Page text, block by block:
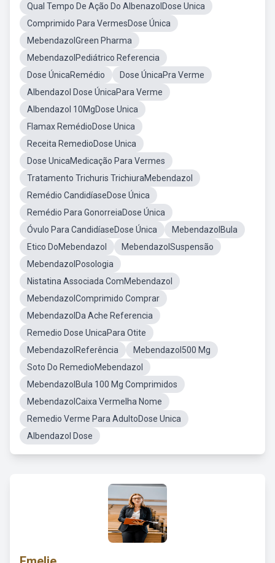
Qual Tempo De Ação Do AlbenazolDose Unica
Comprimido Para VermesDose Única
MebendazolGreen Pharma
MebendazolPediátrico Referencia
Dose ÚnicaRemédio
Dose ÚnicaPra Verme
Albendazol Dose ÚnicaPara Verme
Albendazol 10MgDose Unica
Flamax RemédioDose Unica
Receita RemedioDose Unica
Dose UnicaMedicação Para Vermes
Tratamento Trichuris TrichiuraMebendazol
Remédio CandidíaseDose Única
Remédio Para GonorreiaDose Única
Óvulo Para CandidíaseDose Única
MebendazolBula
Etico DoMebendazol
MebendazolSuspensão
MebendazolPosologia
Nistatina Associada ComMebendazol
MebendazolComprimido Comprar
MebendazolDa Ache Referencia
Remedio Dose UnicaPara Otite
MebendazolReferência
Mebendazol500 Mg
Soto Do RemedioMebendazol
MebendazolBula 100 Mg Comprimidos
MebendazolCaixa Vermelha Nome
Remedio Verme Para AdultoDose Unica
Albendazol Dose